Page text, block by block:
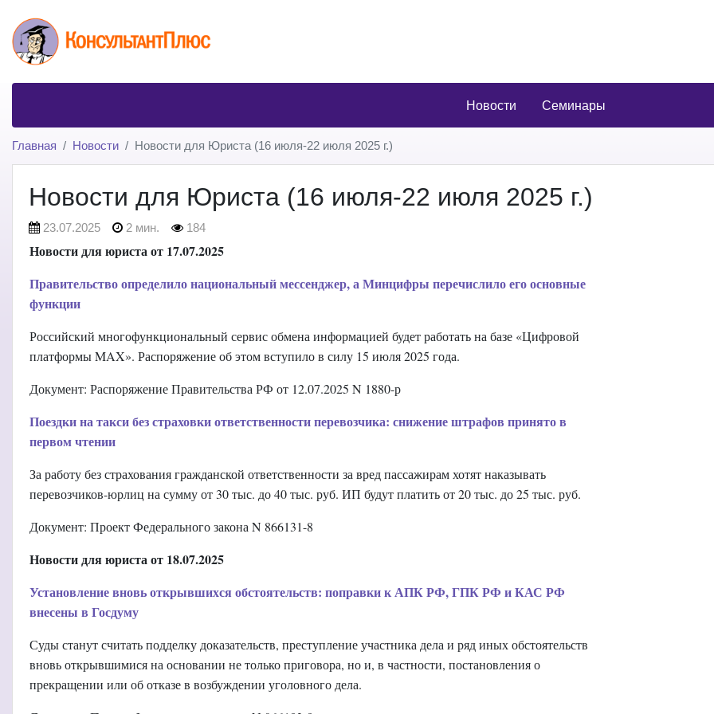
Новости Семинары
Главная Новости Новости для Юриста (16 июля-22 июля 2025 г.)
Новости для Юриста (16 июля-22 июля 2025 г.)
23.07.2025 2 мин. 184
Новости для юриста от 17.07.2025
Правительство определило национальный мессенджер, а Минцифры перечислило его основные
функции
Российский многофункциональный сервис обмена информацией будет работать на базе «Цифровой
платформы MAX». Распоряжение об этом вступило в силу 15 июля 2025 года.
Документ: Распоряжение Правительства РФ от 12.07.2025 N 1880-р
Поездки на такси без страховки ответственности перевозчика: снижение штрафов принято в
первом чтении
За работу без страхования гражданской ответственности за вред пассажирам хотят наказывать
перевозчиков-юрлиц на сумму от 30 тыс. до 40 тыс. руб. ИП будут платить от 20 тыс. до 25 тыс. руб.
Документ: Проект Федерального закона N 866131-8
Новости для юриста от 18.07.2025
Установление вновь открывшихся обстоятельств: поправки к АПК РФ, ГПК РФ и КАС РФ
внесены в Госдуму
Суды станут считать подделку доказательств, преступление участника дела и ряд иных обстоятельств
вновь открывшимися на основании не только приговора, но и, в частности, постановления о
прекращении или об отказе в возбуждении уголовного дела.